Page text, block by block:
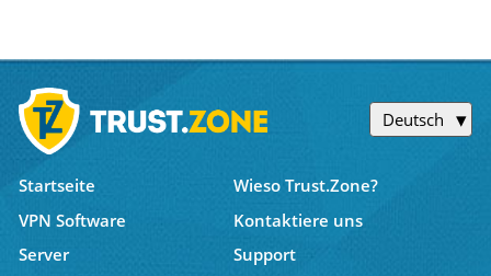
Deutsch
Startseite
Wieso Trust.Zone?
VPN Software
Kontaktiere uns
Server
Support